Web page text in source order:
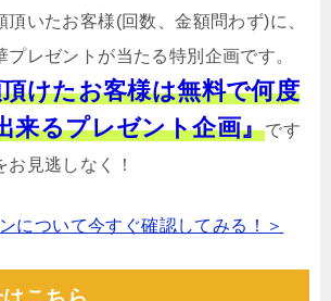
いたお客様(回数、金額問わず)に、
レゼントが当たる特別企画です。
けたお客様は無料で何度
来るプレゼント企画』です
見逃しなく！
について今すぐ確認してみる！＞